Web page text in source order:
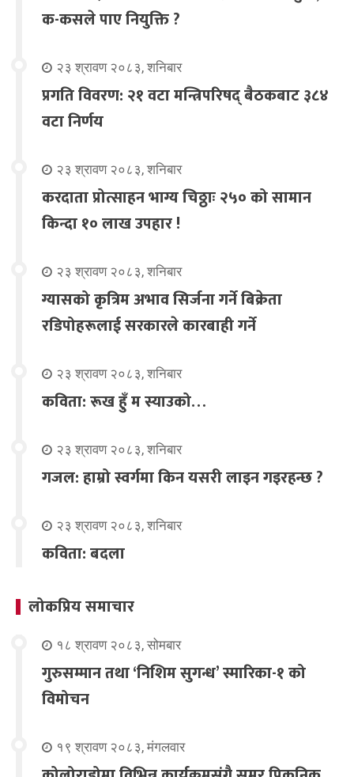
क-कसले पाए नियुक्ति ?
२३ श्रावण २०८३, शनिबार
प्रगति विवरण: २१ वटा मन्त्रिपरिषद् बैठकबाट ३८४
वटा निर्णय
२३ श्रावण २०८३, शनिबार
करदाता प्रोत्साहन भाग्य चिठ्ठाः २५० को सामान
किन्दा १० लाख उपहार !
२३ श्रावण २०८३, शनिबार
ग्यासको कृत्रिम अभाव सिर्जना गर्ने बिक्रेता
रडिपोहरूलाई सरकारले कारबाही गर्ने
२३ श्रावण २०८३, शनिबार
कविता: रूख हुँ म स्याउको…
२३ श्रावण २०८३, शनिबार
गजल: हाम्रो स्वर्गमा किन यसरी लाइन गइरहन्छ ?
२३ श्रावण २०८३, शनिबार
कविता: बदला
लोकप्रिय समाचार
१८ श्रावण २०८३, सोमबार
गुरुसम्मान तथा ‘निशिम सुगन्ध’ स्मारिका-१ को
विमोचन
१९ श्रावण २०८३, मंगलवार